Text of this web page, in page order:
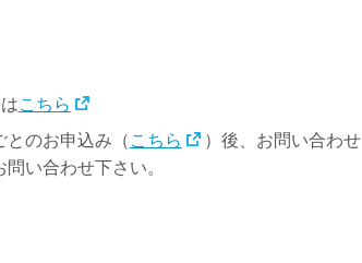
こちら
のお申込み（こちら
）後、お問い合わせ
い合わせ下さい。